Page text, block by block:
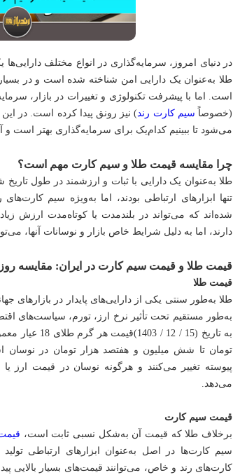
در دنیای امروز، سرمایه‌گذاری در انواع مختلف
طلا به‌عنوان یک دارایی امن شناخته شده است و در
است. اما با پیشرفت تکنولوژی و تغییرات در بازار،
(خصوصاً سیم کارت‌ رند) نیز رونق پیدا کرده است. در
می‌شود تا ببینیم کدام‌یک برای سرمایه‌گذاری بهتر است و
چرا مقایسه قیمت طلا و سیم کارت مهم است؟
طلا به‌عنوان یک دارایی با ثبات و ارزشمند در طول
تنها ابزارهای ارتباطی بودند، اما به‌ویژه سیم
شده‌اند که می‌تواند در بلندمدت یا کوتاه‌مدت ارزش
دارند، اما به دلیل شرایط خاص بازار و نوسانات آنها،
قیمت طلا و قیمت سیم کارت در ایران: مقایسه
قیمت طلا
طلا به‌طور سنتی یکی از دارایی‌های پایدار در
به‌طور مستقیم تحت تأثیر نرخ ارز، تورم، سیاست‌های
به تاریخ (15 /
تومان تا شش میلیون و هفتصد هزار تومان در نوسان
پیوسته تغییر می‌کنند و هرگونه نوسان در قیمت ارز
می‌دهد.
قیمت سیم کارت
برخلاف طلا که قیمت آن به‌شکل نسبی ثابت است،
سیم کارت‌ها در اصل به‌عنوان ابزارهای ارتباطی
کارت‌های رند و خاص، می‌توانند قیمت‌های بسیار بالایی